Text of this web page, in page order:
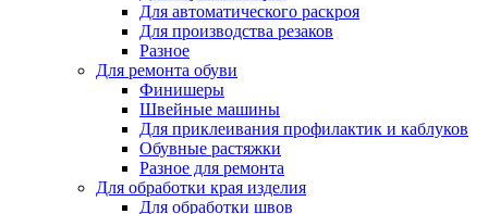
Для автоматического раскроя
Для производства резаков
Разное
Для ремонта обуви
Финишеры
Швейные машины
Для приклеивания профилактик и каблуков
Обувные растяжки
Разное для ремонта
Для обработки края изделия
Для обработки швов